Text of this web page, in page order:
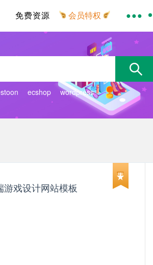
免费资源 会员特权 ●●●
ecshop wordpress
戏设计网站模板